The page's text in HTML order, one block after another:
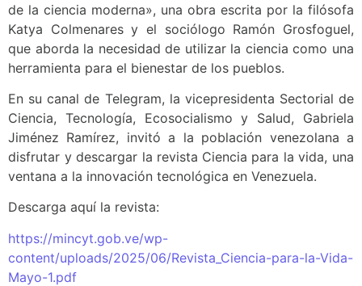
de la ciencia moderna», una obra escrita por la filósofa
Katya Colmenares y el sociólogo Ramón Grosfoguel,
que aborda la necesidad de utilizar la ciencia como una
herramienta para el bienestar de los pueblos.
En su canal de Telegram, la vicepresidenta Sectorial de
Ciencia, Tecnología, Ecosocialismo y Salud, Gabriela
Jiménez Ramírez, invitó a la población venezolana a
disfrutar y descargar la revista Ciencia para la vida, una
ventana a la innovación tecnológica en Venezuela.
Descarga aquí la revista:
https://mincyt.gob.ve/wp-
content/uploads/2025/06/Revista_Ciencia-para-la-Vida-
Mayo-1.pdf